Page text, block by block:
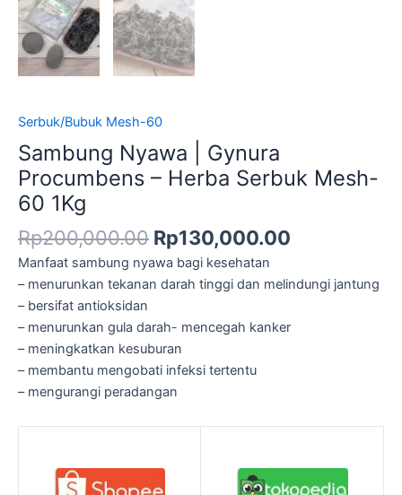
Serbuk/Bubuk Mesh-60
Sambung Nyawa | Gynura
Procumbens – Herba Serbuk Mesh-
60 1Kg
Rp200,000.00 Rp130,000.00
Manfaat sambung nyawa bagi kesehatan
– menurunkan tekanan darah tinggi dan melindungi jantung
– bersifat antioksidan
– menurunkan gula darah- mencegah kanker
– meningkatkan kesuburan
– membantu mengobati infeksi tertentu
– mengurangi peradangan